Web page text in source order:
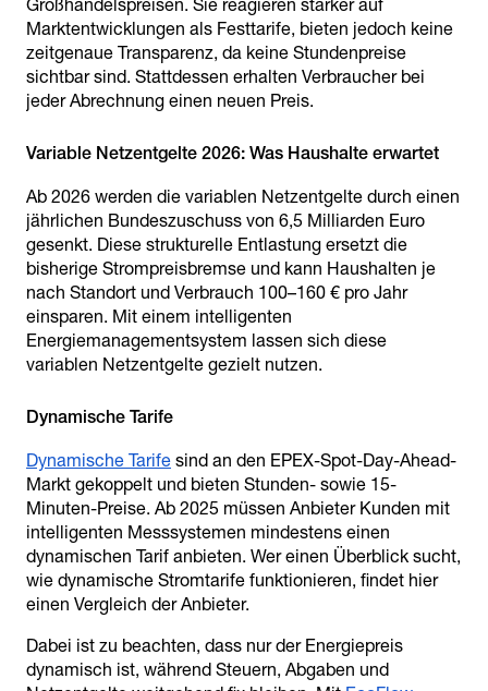
Großhandelspreisen. Sie reagieren stärker auf
Marktentwicklungen als Festtarife, bieten jedoch keine
zeitgenaue Transparenz, da keine Stundenpreise
sichtbar sind. Stattdessen erhalten Verbraucher bei
jeder Abrechnung einen neuen Preis.
Ab 2026 werden die variablen Netzentgelte durch einen
jährlichen Bundeszuschuss von 6,5 Milliarden Euro
gesenkt. Diese strukturelle Entlastung ersetzt die
bisherige Strompreisbremse und kann Haushalten je
nach Standort und Verbrauch 100–160 € pro Jahr
einsparen. Mit einem intelligenten
Energiemanagementsystem lassen sich diese
variablen Netzentgelte gezielt nutzen.
Dynamische Tarife sind an den EPEX-Spot-Day-Ahead-
Markt gekoppelt und bieten Stunden- sowie 15-
Minuten-Preise. Ab 2025 müssen Anbieter Kunden mit
intelligenten Messsystemen mindestens einen
dynamischen Tarif anbieten. Wer einen Überblick sucht,
wie dynamische Stromtarife funktionieren, findet hier
einen Vergleich der Anbieter.
Dabei ist zu beachten, dass nur der Energiepreis
dynamisch ist, während Steuern, Abgaben und